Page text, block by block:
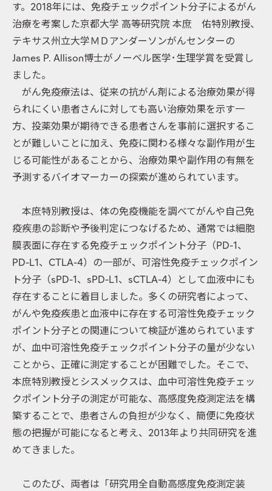
す。2018年には、免疫チェックポイント分子によるがん
治療を考案した京都大学 高等研究院 本庶 佑特別教授、
テキサス州立大学ＭＤアンダーソンがんセンターの
James P. Allison博士がノーベル医学･生理学賞を受賞し
ました。
がん免疫療法は、従来の抗がん剤による治療効果が得
られにくい患者さんに対しても高い治療効果を示す一
方、投薬効果が期待できる患者さんを事前に選択するこ
とが難しいことに加え、免疫に関わる様々な副作用が生
じる可能性があることから、治療効果や副作用の有無を
予測するバイオマーカーの探索が進められています。
本庶特別教授は、体の免疫機能を調べてがんや自己免
疫疾患の診断や予後判定につなげるため、通常では細胞
膜表面に存在する免疫チェックポイント分子（PD-1、
PD-L1、CTLA-4）の一部が、可溶性免疫チェックポイン
ト分子（sPD-1、sPD-L1、sCTLA-4）として血液中にも
存在することに着目しました。多くの研究者によって、
がんや免疫疾患と血液中に存在する可溶性免疫チェック
ポイント分子との関連について検証が進められています
が、血中可溶性免疫チェックポイント分子の量が少ない
ことから、正確に測定することが困難でした。そこで、
本庶特別教授とシスメックスは、血中可溶性免疫チェッ
クポイント分子の測定が可能な、高感度免疫測定法を構
築することで、患者さんの負担が少なく、簡便に免疫状
態の把握が可能になると考え、2013年より共同研究を進
めてきました。
このたび、両者は「研究用全自動高感度免疫測定装